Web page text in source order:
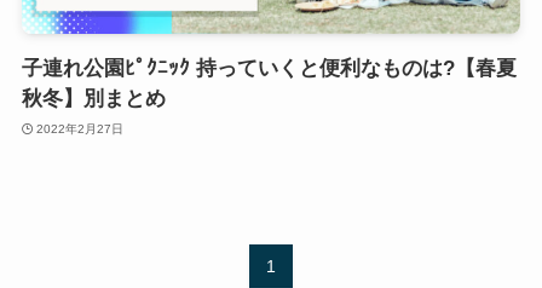
子連れ公園ﾋﾟｸﾆｯｸ 持っていくと便利なものは?【春夏
秋冬】別まとめ
2022年2月27日
1